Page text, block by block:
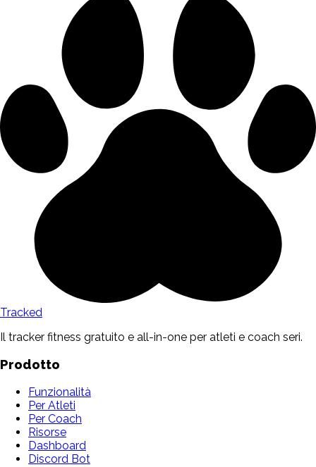
Tracked
Il tracker fitness gratuito e all-in-one per atleti e coach seri.
Prodotto
Funzionalità
Per Atleti
Per Coach
Risorse
Dashboard
Discord Bot